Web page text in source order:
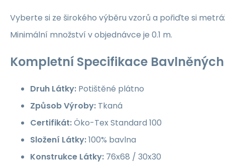
Vyberte si ze širokého výběru vzorů a pořiďte si
Minimální množství v objednávce je 0.1 m.
Kompletní Specifikace
Druh Látky: Potištěné plátno
Způsob Výroby: Tkaná
Certifikát:Öko-Tex Standard 100
Složení Látky:100% bavlna
Konstrukce Látky: 76x68 / 30x30